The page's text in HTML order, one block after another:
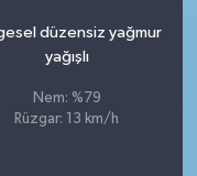
düzensiz yağmur
yağışlı
Nem: %79
Rüzgar: 13 km/h